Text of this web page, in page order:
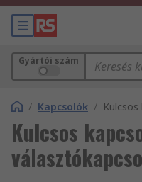
Gyártói szám
/ Kapcsolók /
Kulcsos